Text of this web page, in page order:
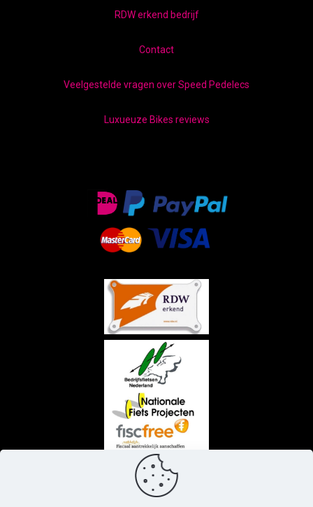
RDW erkend bedrijf
Contact
Veelgestelde vragen over Speed Pedelecs
Luxueuze Bikes reviews